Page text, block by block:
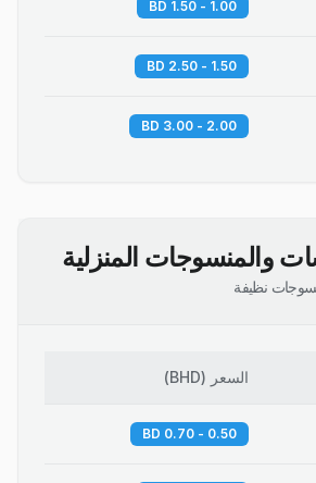
1.00 - 1.50 BD
1.50 - 2.50 BD
2.00 - 3.00 BD
والمنسوجات المنزلية
نظيفة
السعر (
BHD
)
0.50 - 0.70 BD